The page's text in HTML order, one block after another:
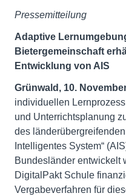
Pressemitteilung
Adaptive
Bietergemeinschaft
Entwicklung von AIS
Grünwald, 10.
individuellen
und Unterrichtsplanung
des
Intelligentes System“
Bundesländer entwickelt
DigitalPakt Schule
Vergabeverfahren für